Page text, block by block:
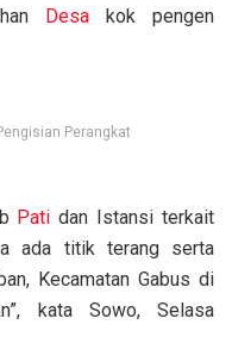
Desakok pengen
Perangkat
Pati dan Istansi terkait
ada titik terang serta
Kecamatan Gabus di
kata Sowo, Selasa